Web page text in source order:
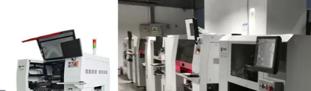
MAPA
STRONY